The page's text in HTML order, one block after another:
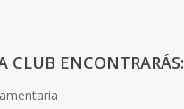
CLUB ENCONTRARÁS: